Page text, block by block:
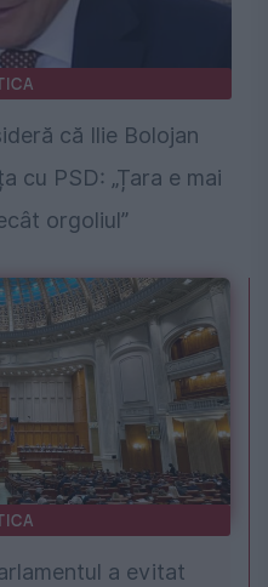
că Ilie Bolojan
cu PSD: „Țara e mai
orgoliul”
a evitat